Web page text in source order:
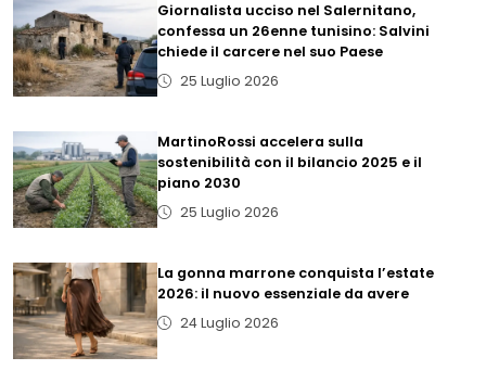
Giornalista ucciso nel Salernitano,
confessa un 26enne tunisino: Salvini
chiede il carcere nel suo Paese
25 Luglio 2026
MartinoRossi accelera sulla
sostenibilità con il bilancio 2025 e il
piano 2030
25 Luglio 2026
La gonna marrone conquista l’estate
2026: il nuovo essenziale da avere
24 Luglio 2026